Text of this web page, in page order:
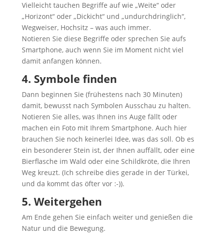
Vielleicht tauchen Begriffe auf wie „Weite“ oder
„Horizont“ oder „Dickicht“ und „undurchdringlich“,
Wegweiser, Hochsitz – was auch immer.
Notieren Sie diese Begriffe oder sprechen Sie aufs
Smartphone, auch wenn Sie im Moment nicht viel
damit anfangen können.
4. Symbole finden
Dann beginnen Sie (frühestens nach 30 Minuten)
damit, bewusst nach Symbolen Ausschau zu halten.
Notieren Sie alles, was Ihnen ins Auge fällt oder
machen ein Foto mit Ihrem Smartphone. Auch hier
brauchen Sie noch keinerlei Idee, was das soll. Ob es
ein besonderer Stein ist, der Ihnen auffällt, oder eine
Bierflasche im Wald oder eine Schildkröte, die Ihren
Weg kreuzt. (Ich schreibe dies gerade in der Türkei,
und da kommt das öfter vor :-)).
5. Weitergehen
Am Ende gehen Sie einfach weiter und genießen die
Natur und die Bewegung.